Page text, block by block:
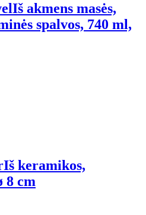
Iš akmens masės,
spalvos, 740 ml,
Iš keramikos,
8 cm